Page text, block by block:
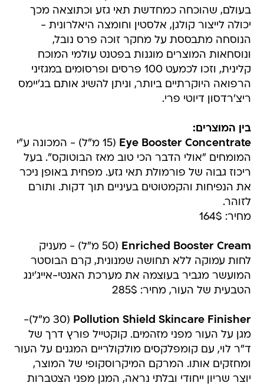
בעולם, שהוכחה כמחדשת תאי גזע וכתוצאה מכך
יכולה לייצור קולגן, אלסטין וחומצה היאלרונית -
הנוסחה מתבססת על מחקר זוכה פרס נובל,
ונוסחאות המוצרים מוגנות בפטנט עולמי המוכח
קלינית, וזכו לכמעט 100 פרסים ופרסומים במגזיני
הרפואה היוקרתיים ביותר, וניתן להשיג אותם בג'יימס
ריצ'רדסון דיוטי פרי.
בין המוצרים:
Eye Booster Concentrate
(15 מ"ל) - המכונה ע"י
המומחים "אולי הדבר הכי טוב מאז הבוטוקס". בעל
ריכוז גבוה של פורמולת תאי גזע. מפחית באופן ניכר
את הנפיחות והקמטוטים בעיניים תוך דקות. ותורם
לזוהר.
מחיר: 164$
Enriched Booster Cream
(50 מ"ל) - מעניק
לחות עמוקה ללא תחושה שמנונית, קרם הבוסטר
המועשר מגביר בעוצמה את מערכת האנטי-אייג'ינג
הטבעית של העור, מחיר: 285$
Pollution Shield Skincare Finisher
(30 מ"ל)-
מגן על העור מפני מזהמים. קוקטייל פורץ דרך של
ד"ר לוי, עם קומפלקסים מולקולריים המגנים על העור
ומחזקים אותו. המרקם המיקרוסקופי של המוצר,
יוצר שריון ייחודי ובלתי נראה, המגן מפני הצטברות